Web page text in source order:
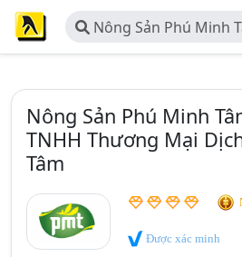
Nông Sản Phú Minh
Ty TNHH Thương Mại
Nông Sản Phú Minh
TNHH Thương Mại
Tâm
Được xác minh